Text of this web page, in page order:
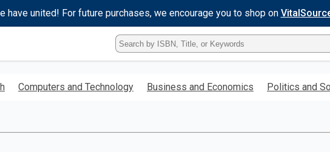
have united! For future purchases, we encourage you to shop on
Type
ISBN,
Title,
Keyword
Computers and Technology Business and Economics Politics and